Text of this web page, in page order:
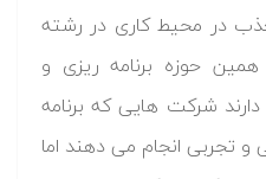
در محیط کاری در رشته
حوزه برنامه ریزی و
شرکت هایی که برنامه
تجربی انجام می دهند اما